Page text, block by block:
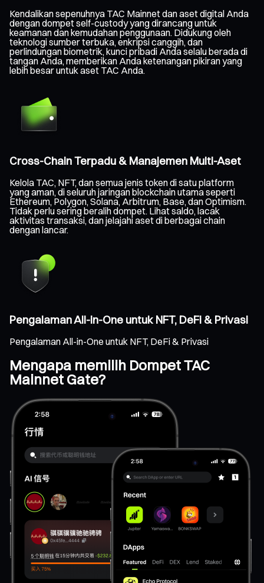
Kendalikan sepenuhnya TAC Mainnet dan aset digital Anda
dengan dompet self-custody yang dirancang untuk
keamanan dan kemudahan penggunaan. Didukung oleh
teknologi sumber terbuka, enkripsi canggih, dan
perlindungan biometrik, kunci pribadi Anda selalu berada di
tangan Anda, memberikan Anda ketenangan pikiran yang
lebih besar untuk aset TAC Anda.
Cross-Chain Terpadu & Manajemen Multi-Aset
Kelola TAC, NFT, dan semua jenis token di satu platform
yang aman, di seluruh jaringan blockchain utama seperti
Ethereum, Polygon, Solana, Arbitrum, Base, dan Optimism.
Tidak perlu sering beralih dompet. Lihat saldo, lacak
aktivitas transaksi, dan jelajahi aset di berbagai chain
dengan lancar.
Pengalaman All-in-One untuk NFT, DeFi & Privasi
Pengalaman All-in-One untuk NFT, DeFi & Privasi
Mengapa memilih Dompet TAC
Mainnet Gate?